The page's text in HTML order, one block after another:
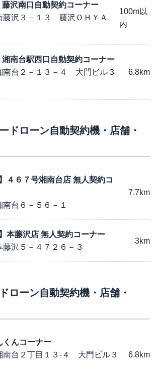
藤沢南口自動契約コーナー
藤沢３－１３ 藤沢ＯＨＹＡ
100m以
内
湘南台駅西口自動契約コーナー
南台２－１３－４ 大門ビル３
6.8km
ドローン自動契約機・店舗・
４６７号湘南台店 無人契約コ
台６－５６－１
7.7km
本藤沢店 無人契約コーナー
沢５－４７２６－３
3km
ローン自動契約機・店舗・
くんコーナー
南台２丁目１３-４ 大門ビル３
6.8km